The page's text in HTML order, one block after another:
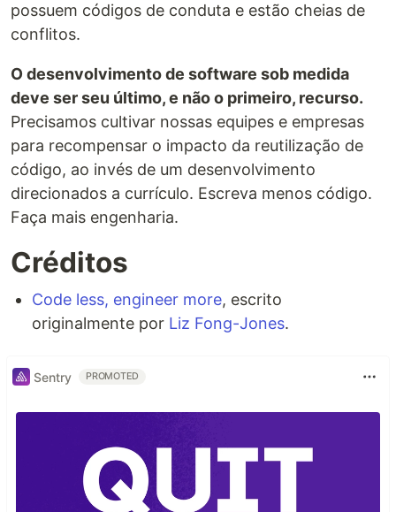
possuem códigos de conduta e estão cheias de
conflitos.
O desenvolvimento de software sob medida
deve ser seu último, e não o primeiro, recurso.
Precisamos cultivar nossas equipes e empresas
para recompensar o impacto da reutilização de
código, ao invés de um desenvolvimento
direcionados a currículo. Escreva menos código.
Faça mais engenharia.
Créditos
Code less, engineer more, escrito
originalmente por Liz Fong-Jones.
Sentry PROMOTED